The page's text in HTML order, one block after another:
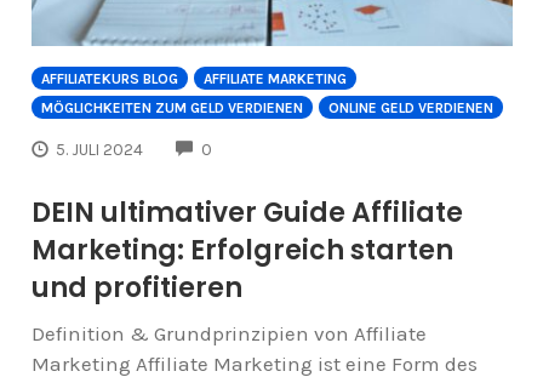
AFFILIATEKURS BLOG
AFFILIATE MARKETING
MÖGLICHKEITEN ZUM GELD VERDIENEN
ONLINE GELD VERDIENEN
5. JULI 2024 0
DEIN ultimativer Guide Affiliate
Marketing: Erfolgreich starten
und profitieren
Definition & Grundprinzipien von Affiliate
Marketing Affiliate Marketing ist eine Form des